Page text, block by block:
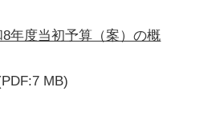
8年度当初予算（案）の概
MB)